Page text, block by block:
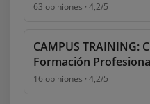
63 opiniones · 4,2/5
CAMPUS TRAINING:
Formación
16 opiniones · 4,2/5